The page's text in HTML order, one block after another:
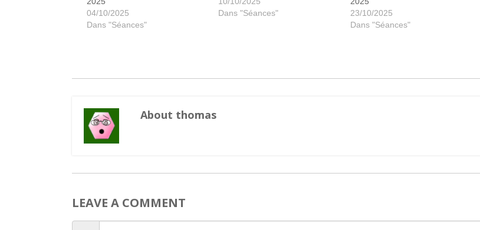
04/10/2025
Dans "Séances"
Dans "Séances"
23/10/2025
Dans "Séances"
About thomas
LEAVE A COMMENT